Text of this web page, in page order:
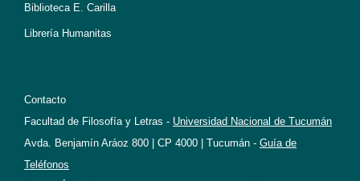
Biblioteca E. Carilla
Librería Humanitas
Contacto
Facultad de Filosofía y Letras - Universidad Nacional de Tucumán
Avda. Benjamín Aráoz 800 | CP 4000 | Tucumán - Guía de
Teléfonos